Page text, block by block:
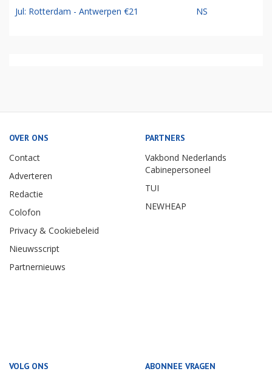
Jul: Rotterdam - Antwerpen €21 NS
OVER ONS
Contact
Adverteren
Redactie
Colofon
Privacy & Cookiebeleid
Nieuwsscript
Partnernieuws
PARTNERS
Vakbond Nederlands
Cabinepersoneel
TUI
NEWHEAP
VOLG ONS ABONNEE VRAGEN